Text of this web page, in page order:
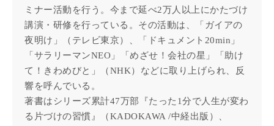
ミナー活動を行う。今まで延べ2万人以上にかたづけ
講演・研修を行っている。その活動は、「ガイアの
夜明け」（テレビ東京）、「ドキュメント20min」
「サラリーマンNEO」「めざせ！会社の星」「助け
て！きわめびと」（NHK）などに取り上げられ、反
響を呼んでいる。
著書はシリーズ累計47万部『たった1分で人生が変わ
る片づけの習慣』（KADOKAWA /中経出版）、